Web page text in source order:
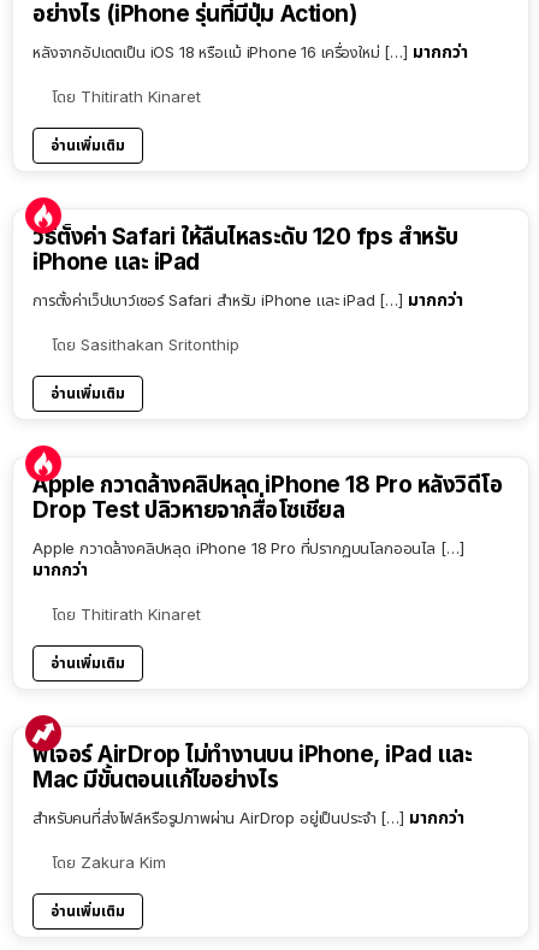
อย่างไร (iPhone รุ่นที่มีปุ่ม Action)
หลังจากอัปเดตเป็น iOS 18 หรือแม้ iPhone 16 เครื่องใหม่ […] มากกว่า
โดย Thitirath Kinaret
อ่านเพิ่มเติม
วิธีตั้งค่า Safari ให้ลื่นไหลระดับ 120 fps สำหรับ
iPhone และ iPad
การตั้งค่าเว็ปเบาว์เซอร์ Safari สำหรับ iPhone และ iPad […] มากกว่า
โดย Sasithakan Sritonthip
อ่านเพิ่มเติม
Apple กวาดล้างคลิปหลุด iPhone 18 Pro หลังวิดีโอ
Drop Test ปลิวหายจากสื่อโซเชียล
Apple กวาดล้างคลิปหลุด iPhone 18 Pro ที่ปรากฏบนโลกออนไล […]
มากกว่า
โดย Thitirath Kinaret
อ่านเพิ่มเติม
ฟีเจอร์ AirDrop ไม่ทำงานบน iPhone, iPad และ
Mac มีขั้นตอนแก้ไขอย่างไร
สำหรับคนที่ส่งไฟล์หรือรูปภาพผ่าน AirDrop อยู่เป็นประจำ […] มากกว่า
โดย Zakura Kim
อ่านเพิ่มเติม